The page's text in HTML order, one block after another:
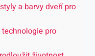
a barvy dveří pro
pro